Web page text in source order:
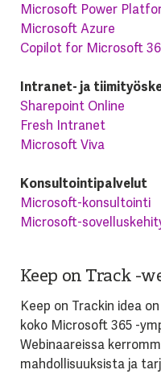
Microsoft Power
Microsoft Azure
Copilot for Microsoft
Intranet- ja
Sharepoint Online
Fresh Intranet
Microsoft Viva
Konsultointipalvelut
Microsoft-konsultointi
Microsoft-
Keep on Track -
Keep on Trackin idea
koko Microsoft 365 -
Webinaareissa
mahdollisuuksista ja